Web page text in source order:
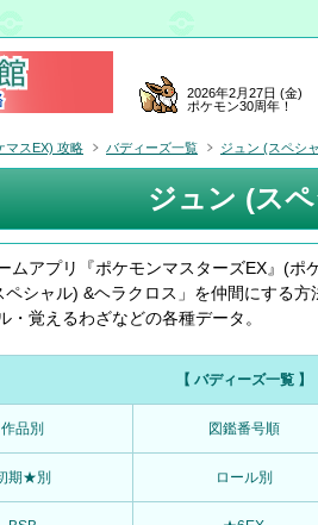
ジュン (ス
ムアプリ『ポケモンマスターズEX』(ポ
ペシャル) &ヘラクロス」を仲間にする
・覚えるわざなどの各種データ。
【 バディーズ一覧 】
作品別 図鑑番号順
期★別 ロール別
2026年2月27日 (金)
ポケモン30周年！
マスEX) 攻略 バディーズ一覧 ジュン (スペシ